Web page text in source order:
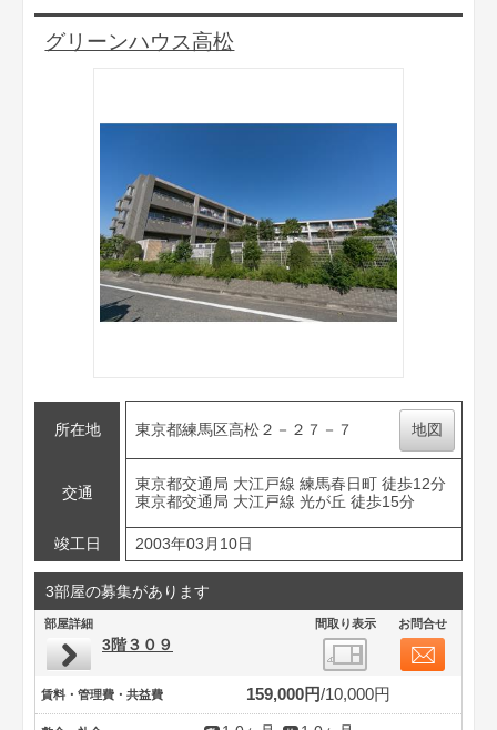
グリーンハウス高松
所在地 東京都練馬区高松２－２７－７ 地図
交通
東京都交通局 大江戸線 練馬春日町 徒歩12分
東京都交通局 大江戸線 光が丘 徒歩15分
竣工日 2003年03月10日
3部屋の募集があります
部屋詳細 間取り表示 お問合せ
3階３０９
賃料・管理費・共益費 159,000円 10,000円